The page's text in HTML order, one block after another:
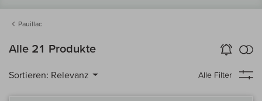
Pauillac
Alle 21 Produkte Wein-Alarm
aktivieren
Sortieren: Relevanz Alle Filter